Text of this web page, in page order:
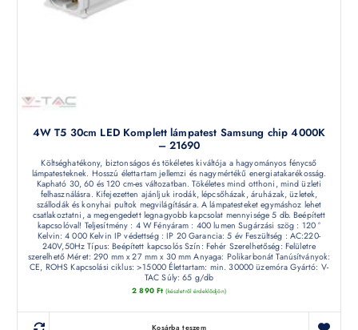
4W T5 30cm LED Komplett lámpatest Samsung chip 4000K
– 21690
Költséghatékony, biztonságos és tökéletes kiváltója a hagyományos fénycső
lámpatesteknek. Hosszú élettartam jellemzi és nagymértékű energiatakarékosság.
Kapható 30, 60 és 120 cm-es változatban. Tökéletes mind otthoni, mind üzleti
felhasználásra. Kifejezetten ajánljuk irodák, lépcsőházak, áruházak, üzletek,
szállodák és konyhai pultok megvilágítására. A lámpatesteket egymáshoz lehet
csatlakoztatni, a megengedett legnagyobb kapcsolat mennyisége 5 db. Beépített
kapcsolóval! Teljesítmény : 4 W Fényáram : 400 lumen Sugárzási szög : 120 °
Kelvin: 4 000 Kelvin IP védettség : IP 20 Garancia: 5 év Feszültség : AC:220-
240V,50Hz Típus: Beépített kapcsolós Szín: Fehér Szerelhetőség: Felületre
szerelhető Méret: 290 mm x 27 mm x 30 mm Anyaga: Polikarbonát Tanúsítványok:
CE, ROHS Kapcsolási ciklus: >15000 Élettartam: min. 30000 üzemóra Gyártó: V-
TAC Súly: 65 g/db
2 890 Ft (készletről érdeklődjön)
Kosárba teszem